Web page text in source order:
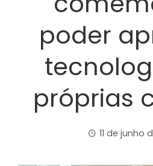
poder
próprias
11 de junho